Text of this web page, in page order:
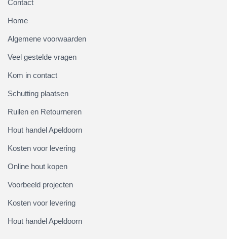
Contact
Home
Algemene voorwaarden
Veel gestelde vragen
Kom in contact
Schutting plaatsen
Ruilen en Retourneren
Hout handel Apeldoorn
Kosten voor levering
Online hout kopen
Voorbeeld projecten
Kosten voor levering
Hout handel Apeldoorn